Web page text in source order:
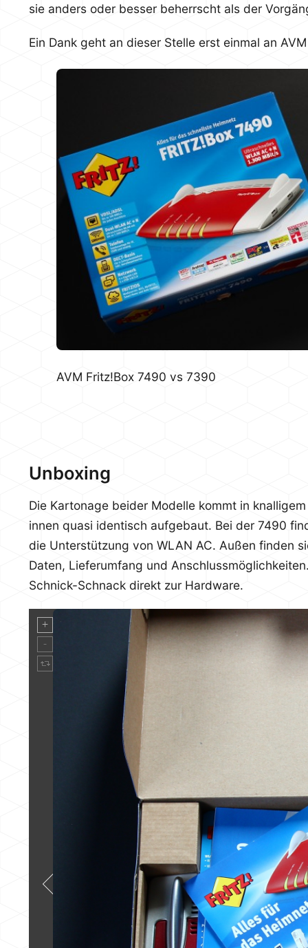
sie anders oder besser beherrscht als der
Ein Dank geht an dieser Stelle erst einmal an
AVM Fritz!Box 7490 vs 7390
Unboxing
Die Kartonage beider Modelle kommt in
innen quasi identisch aufgebaut. Bei der 7490
die Unterstützung von WLAN AC. Außen finden
Daten, Lieferumfang und
Schnick-Schnack direkt zur Hardware.